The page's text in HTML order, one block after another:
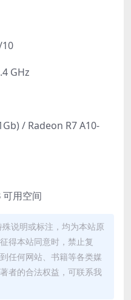
GHz
/ Radeon R7 A10-
用空间
说明或标注，均为本站原
得本站同意时，禁止复
任何网站、书籍等各类媒
者的合法权益，可联系我